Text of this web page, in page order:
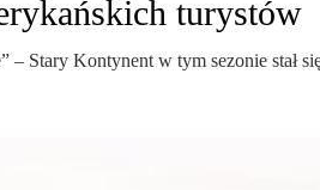
turystów
– Stary Kontynent w tym sezonie stał